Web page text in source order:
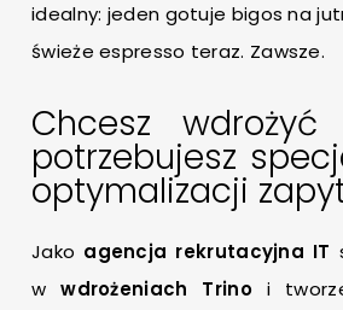
idealny: jeden gotuje bigos na
świeże espresso teraz. Zawsze.
Chcesz
potrzebujesz
optymalizacji
Jako agencja rekrutacyjna IT
wwdrożeniach Trinoi